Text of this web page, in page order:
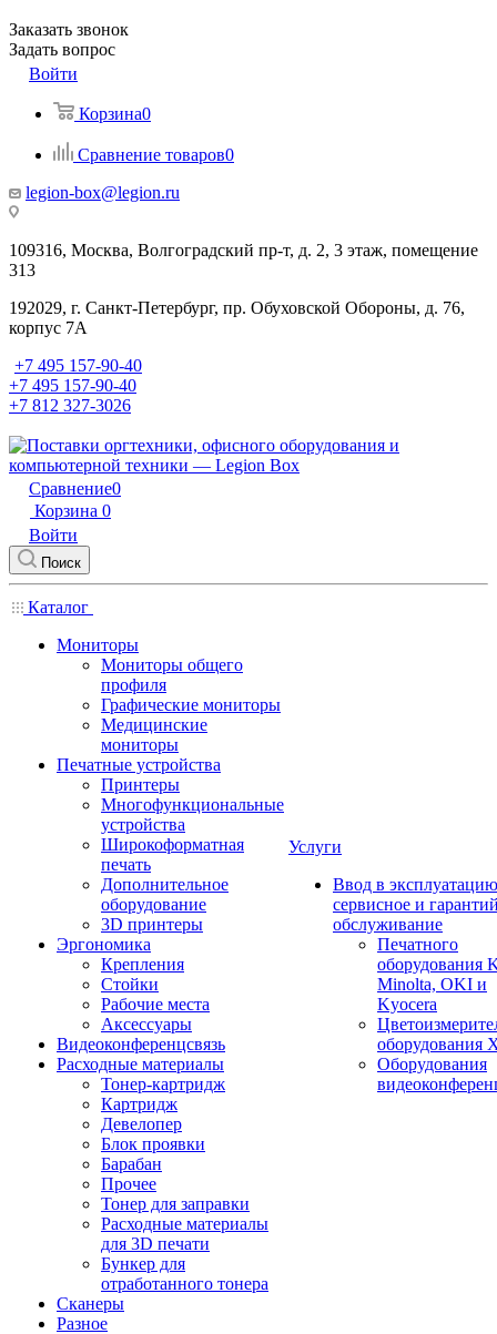
Заказать звонок
Задать вопрос
Войти
Корзина0
Сравнение товаров0
legion-box@legion.ru
109316, Москва, Волгоградский пр-т, д. 2, 3 этаж, помещение
313
192029, г. Санкт-Петербург, пр. Обуховской Обороны, д. 76,
корпус 7А
+7 495 157-90-40
+7 495 157-90-40
+7 812 327-3026
Сравнение0
Корзина 0
Войти
Поиск
Каталог
Мониторы
Мониторы общего
профиля
Графические мониторы
Медицинские
мониторы
Печатные устройства
Принтеры
Многофункциональные
устройства
Широкоформатная
печать
Дополнительное
оборудование
3D принтеры
Эргономика
Крепления
Стойки
Рабочие места
Аксессуары
Видеоконференцсвязь
Расходные материалы
Тонер-картридж
Картридж
Девелопер
Блок проявки
Барабан
Прочее
Тонер для заправки
Расходные материалы
для 3D печати
Бункер для
отработанного тонера
Сканеры
Разное
Услуги
Ввод в
сервисное и
обслуживание
Печатного
оборудования
Minolta, OKI и
Kyocera
оборудования
Оборудования